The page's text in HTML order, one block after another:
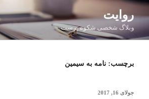
رفتن
به
محتوا
روایت
وبلاگ شخصی شکوه پرست
برچسب: نامه به سیمین
نوشته‌شده
جولای 16, 2017